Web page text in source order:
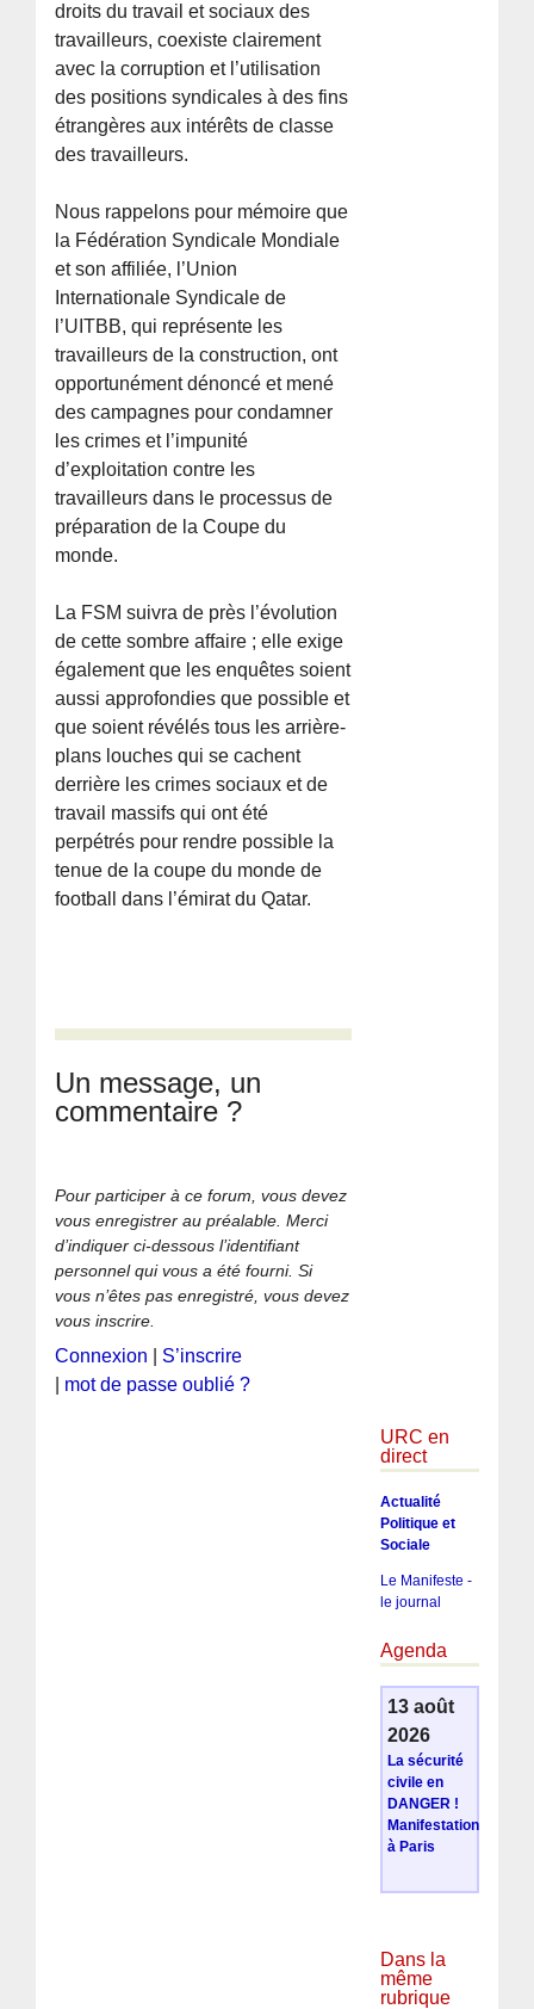
droits du travail et sociaux des
travailleurs, coexiste clairement
avec la corruption et l’utilisation
des positions syndicales à des fins
étrangères aux intérêts de classe
des travailleurs.
Nous rappelons pour mémoire que
la Fédération Syndicale Mondiale
et son affiliée, l’Union
Internationale Syndicale de
l’UITBB, qui représente les
travailleurs de la construction, ont
opportunément dénoncé et mené
des campagnes pour condamner
les crimes et l’impunité
d’exploitation contre les
travailleurs dans le processus de
préparation de la Coupe du
monde.
La FSM suivra de près l’évolution
de cette sombre affaire ; elle exige
également que les enquêtes soient
aussi approfondies que possible et
que soient révélés tous les arrière-
plans louches qui se cachent
derrière les crimes sociaux et de
travail massifs qui ont été
perpétrés pour rendre possible la
tenue de la coupe du monde de
football dans l’émirat du Qatar.
Un message, un
commentaire ?
Pour participer à ce forum, vous devez
vous enregistrer au préalable. Merci
d’indiquer ci-dessous l’identifiant
personnel qui vous a été fourni. Si
vous n’êtes pas enregistré, vous devez
vous inscrire.
Connexion
S’inscrire
mot de passe oublié ?
URC en
direct
Actualité
Politique et
Sociale
Le Manifeste -
le journal
Agenda
13 août
2026
La sécurité
civile en
DANGER !
Manifestation
à Paris
Dans la
même
rubrique